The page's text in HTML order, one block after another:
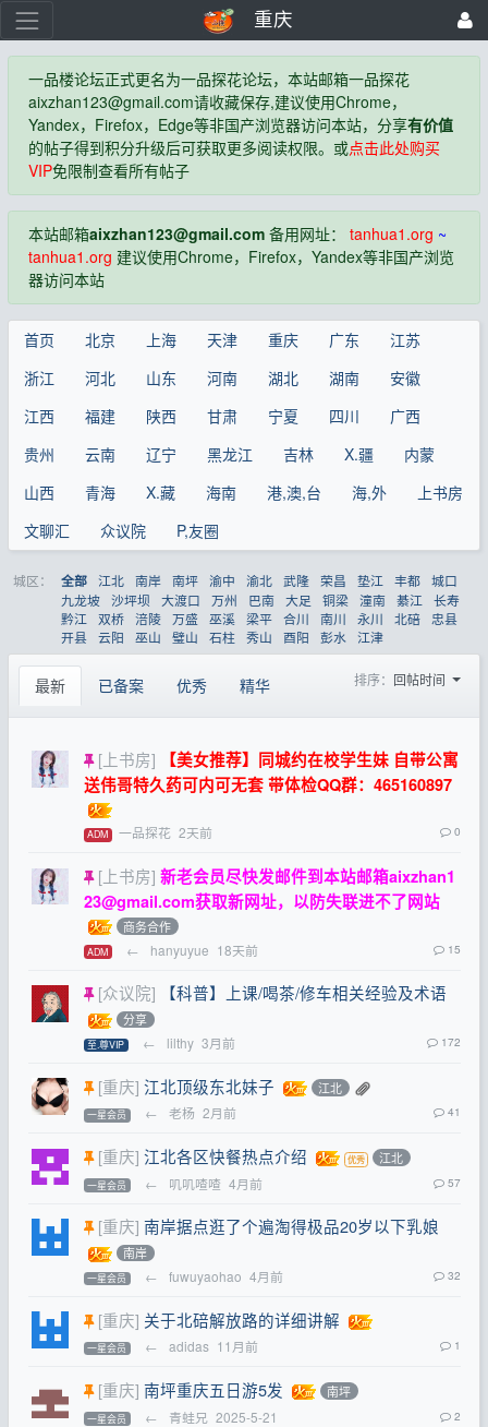
重庆
一品楼论坛正式更名为一品探花论坛，本站邮箱一品探花
aixzhan123@gmail.com请收藏保存,建议使用Chrome，
Yandex，Firefox，Edge等非国产浏览器访问本站，分享有价值
的帖子得到积分升级后可获取更多阅读权限。或点击此处购买
VIP免限制查看所有帖子
本站邮箱aixzhan123@gmail.com备用网址： tanhua1.org ~
tanhua1.org 建议使用Chrome，Firefox，Yandex等非国产浏览
器访问本站
首页 北京 上海 天津 重庆 广东
江苏
浙江
河北 山东 河南 湖北 湖南
安徽
江西
福建 陕西 甘肃 宁夏 四川
广西
贵州
云南 辽宁 黑龙江 吉林 X.疆
内蒙
山西
青海 X.藏 海南 港,澳,台 海,外
上书房
文聊汇
众议院 P,友圈
城区： 全部 江北 南岸 南坪 渝中 渝北 武隆 荣昌 垫江 丰都 城口
九龙坡 沙坪坝 大渡口 万州 巴南 大足 铜梁 潼南 綦江
长寿
黔江
双桥 涪陵 万盛 巫溪 梁平 合川 南川 永川 北碚
忠县
开县 云阳 巫山 璧山 石柱 秀山 酉阳 彭水 江津
最新 已备案 优秀 精华 排序： 回帖时间
[上书房]
【美女推荐】同城约在校学生妹 自带公寓
送伟哥特久药可内可无套 带体检QQ群：465160897
ADM 一品探花 2天前 0
[上书房] 新老会员尽快发邮件到本站邮箱aixzhan1
23@gmail.com获取新网址，以防失联进不了网站
商务合作
ADM ← hanyuyue 18天前 15
[众议院] 【科普】上课/喝茶/修车相关经验及术语
分享
至.尊VIP ← lilthy 3月前 172
[重庆] 江北顶级东北妹子 江北
一星会员 ← 老杨 2月前 41
[重庆] 江北各区快餐热点介绍 江北
一星会员 ← 叽叽喳喳 4月前 57
[重庆] 南岸据点逛了个遍淘得极品20岁以下乳娘
南岸
一星会员 ← fuwuyaohao 4月前 32
[重庆] 关于北碚解放路的详细讲解
一星会员 ← adidas 11月前 1
[重庆] 南坪重庆五日游5发 南坪
一星会员 ← 青蛙兄 2025-5-21 2